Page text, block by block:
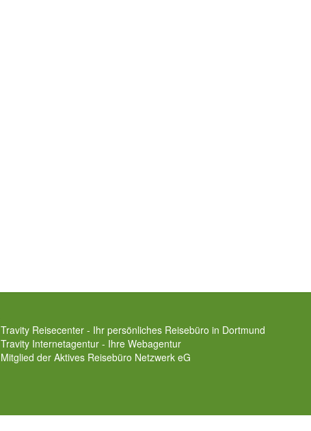
Travity Reisecenter - Ihr persönliches Reisebüro in Dortmund
Travity Internetagentur - Ihre Webagentur
Mitglied der Aktives Reisebüro Netzwerk eG